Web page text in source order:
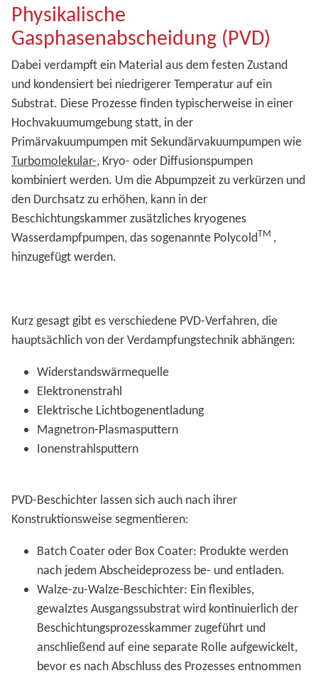
Physikalische
Gasphasenabscheidung (PVD)
Dabei verdampft ein Material aus dem festen Zustand
und kondensiert bei niedrigerer Temperatur auf ein
Substrat. Diese Prozesse finden typischerweise in einer
Hochvakuumumgebung statt, in der
Primärvakuumpumpen mit Sekundärvakuumpumpen wie
Turbomolekular-, Kryo- oder Diffusionspumpen
kombiniert werden. Um die Abpumpzeit zu verkürzen und
den Durchsatz zu erhöhen, kann in der
Beschichtungskammer zusätzliches kryogenes
Wasserdampfpumpen, das sogenannte PolycoldTM ,
hinzugefügt werden.
Kurz gesagt gibt es verschiedene PVD-Verfahren, die
hauptsächlich von der Verdampfungstechnik abhängen:
Widerstandswärmequelle
Elektronenstrahl
Elektrische Lichtbogenentladung
Magnetron-Plasmasputtern
Ionenstrahlsputtern
PVD-Beschichter lassen sich auch nach ihrer
Konstruktionsweise segmentieren:
Batch Coater oder Box Coater: Produkte werden
nach jedem Abscheideprozess be- und entladen.
Walze-zu-Walze-Beschichter: Ein flexibles,
gewalztes Ausgangssubstrat wird kontinuierlich der
Beschichtungsprozesskammer zugeführt und
anschließend auf eine separate Rolle aufgewickelt,
bevor es nach Abschluss des Prozesses entnommen